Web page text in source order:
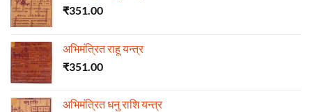
₹351.00
अभिमंत्रित राहू यन्त्र
₹351.00
अभिमंत्रित धनु राशि यन्त्र